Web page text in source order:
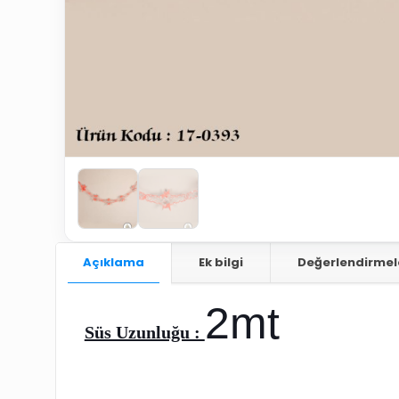
Açıklama Ek bilgi
Süs Uzunluğu : 2mt